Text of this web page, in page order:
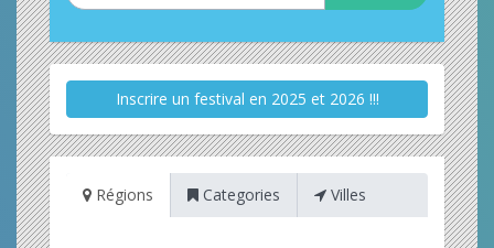
Inscrire un festival en 2025 et 2026 !!!
Régions Categories Villes